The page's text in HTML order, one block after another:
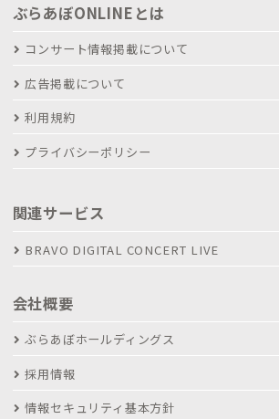
ぶらあぼONLINEとは
コンサート情報掲載について
広告掲載について
利用規約
プライバシーポリシー
関連サービス
BRAVO DIGITAL CONCERT LIVE
会社概要
ぶらあぼホールディングス
採用情報
情報セキュリティ基本方針